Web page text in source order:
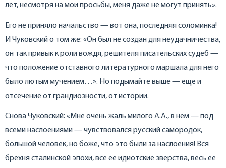
лет, несмотря на мои просьбы, меня даже не могут принять».
Его не приняло начальство — вот она, последняя соломинка!
И Чуковский о том же: «Он был не создан для неудачничества,
он так привык к роли вождя, решителя писательских судеб —
что положение отставного литературного маршала для него
было лютым мучением…». Но подымайте выше — еще и
отсечение от грандиозности, от истории.
Снова Чуковский: «Мне очень жаль милого А.А., в нем — под
всеми наслоениями — чувствовался русский самородок,
большой человек, но боже, что это были за наслоения! Вся
брехня сталинской эпохи, все ее идиотские зверства, весь ее